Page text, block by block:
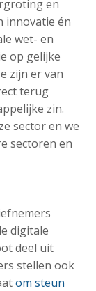
en
innovatie én
wet- en
op gelijke
zijn er van
terug
zin.
sector en we
sectoren en
digitale
deel uit
stellen ook
om steun